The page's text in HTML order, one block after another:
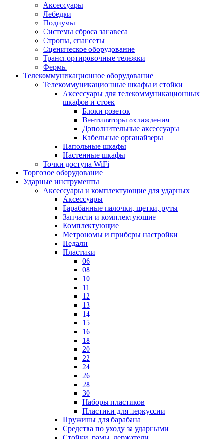
Аксессуары
Лебедки
Подиумы
Системы сброса занавеса
Стропы, спансеты
Сценическое оборудование
Транспортировочные тележки
Фермы
Телекоммуникационное оборудование
Телекоммуникационные шкафы и стойки
Аксессуары для телекоммуникационных
шкафов и стоек
Блоки розеток
Вентиляторы охлаждения
Дополнительные аксессуары
Кабельные органайзеры
Напольные шкафы
Настенные шкафы
Точки доступа WiFi
Торговое оборудование
Ударные инструменты
Аксессуары и комплектующие для ударных
Аксессуары
Барабанные палочки, щетки, руты
Запчасти и комплектующие
Комплектующие
Метрономы и приборы настройки
Педали
Пластики
06
08
10
11
12
13
14
15
16
18
20
22
24
26
28
30
Наборы пластиков
Пластики для перкуссии
Пружины для барабана
Средства по уходу за ударными
Стойки, рамы, держатели